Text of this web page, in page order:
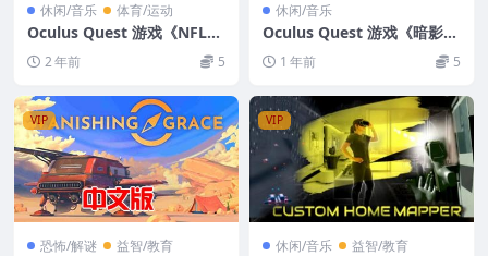
休闲/音乐 体育/运动
Oculus Quest 游戏《NFL职
业时代II》NFL PRO ERA II
2 年前 5
休闲/音乐
Oculus Quest 游戏《暗影拳
击 XR》Shadow BoXR
1 年前 5
VIP
恐怖/解谜 益智/教育
VIP
休闲/音乐 益智/教育